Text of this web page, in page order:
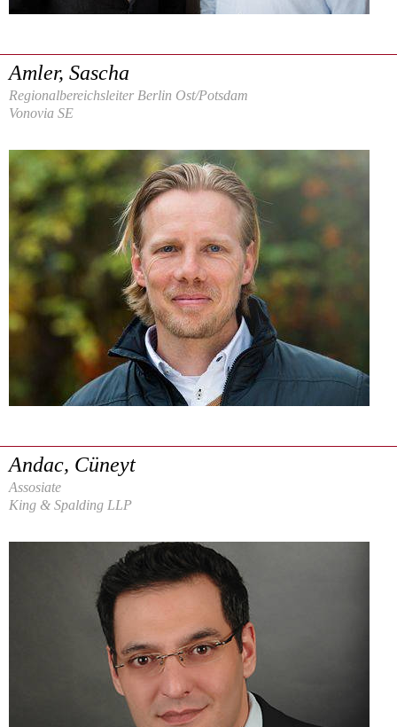
Amler, Sascha
Regionalbereichsleiter Berlin Ost/Potsdam
Vonovia SE
Andac, Cüneyt
Assosiate
King & Spalding LLP